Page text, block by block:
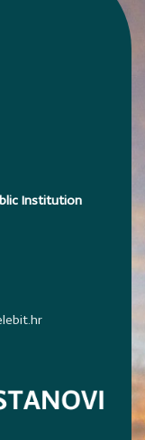
Institution